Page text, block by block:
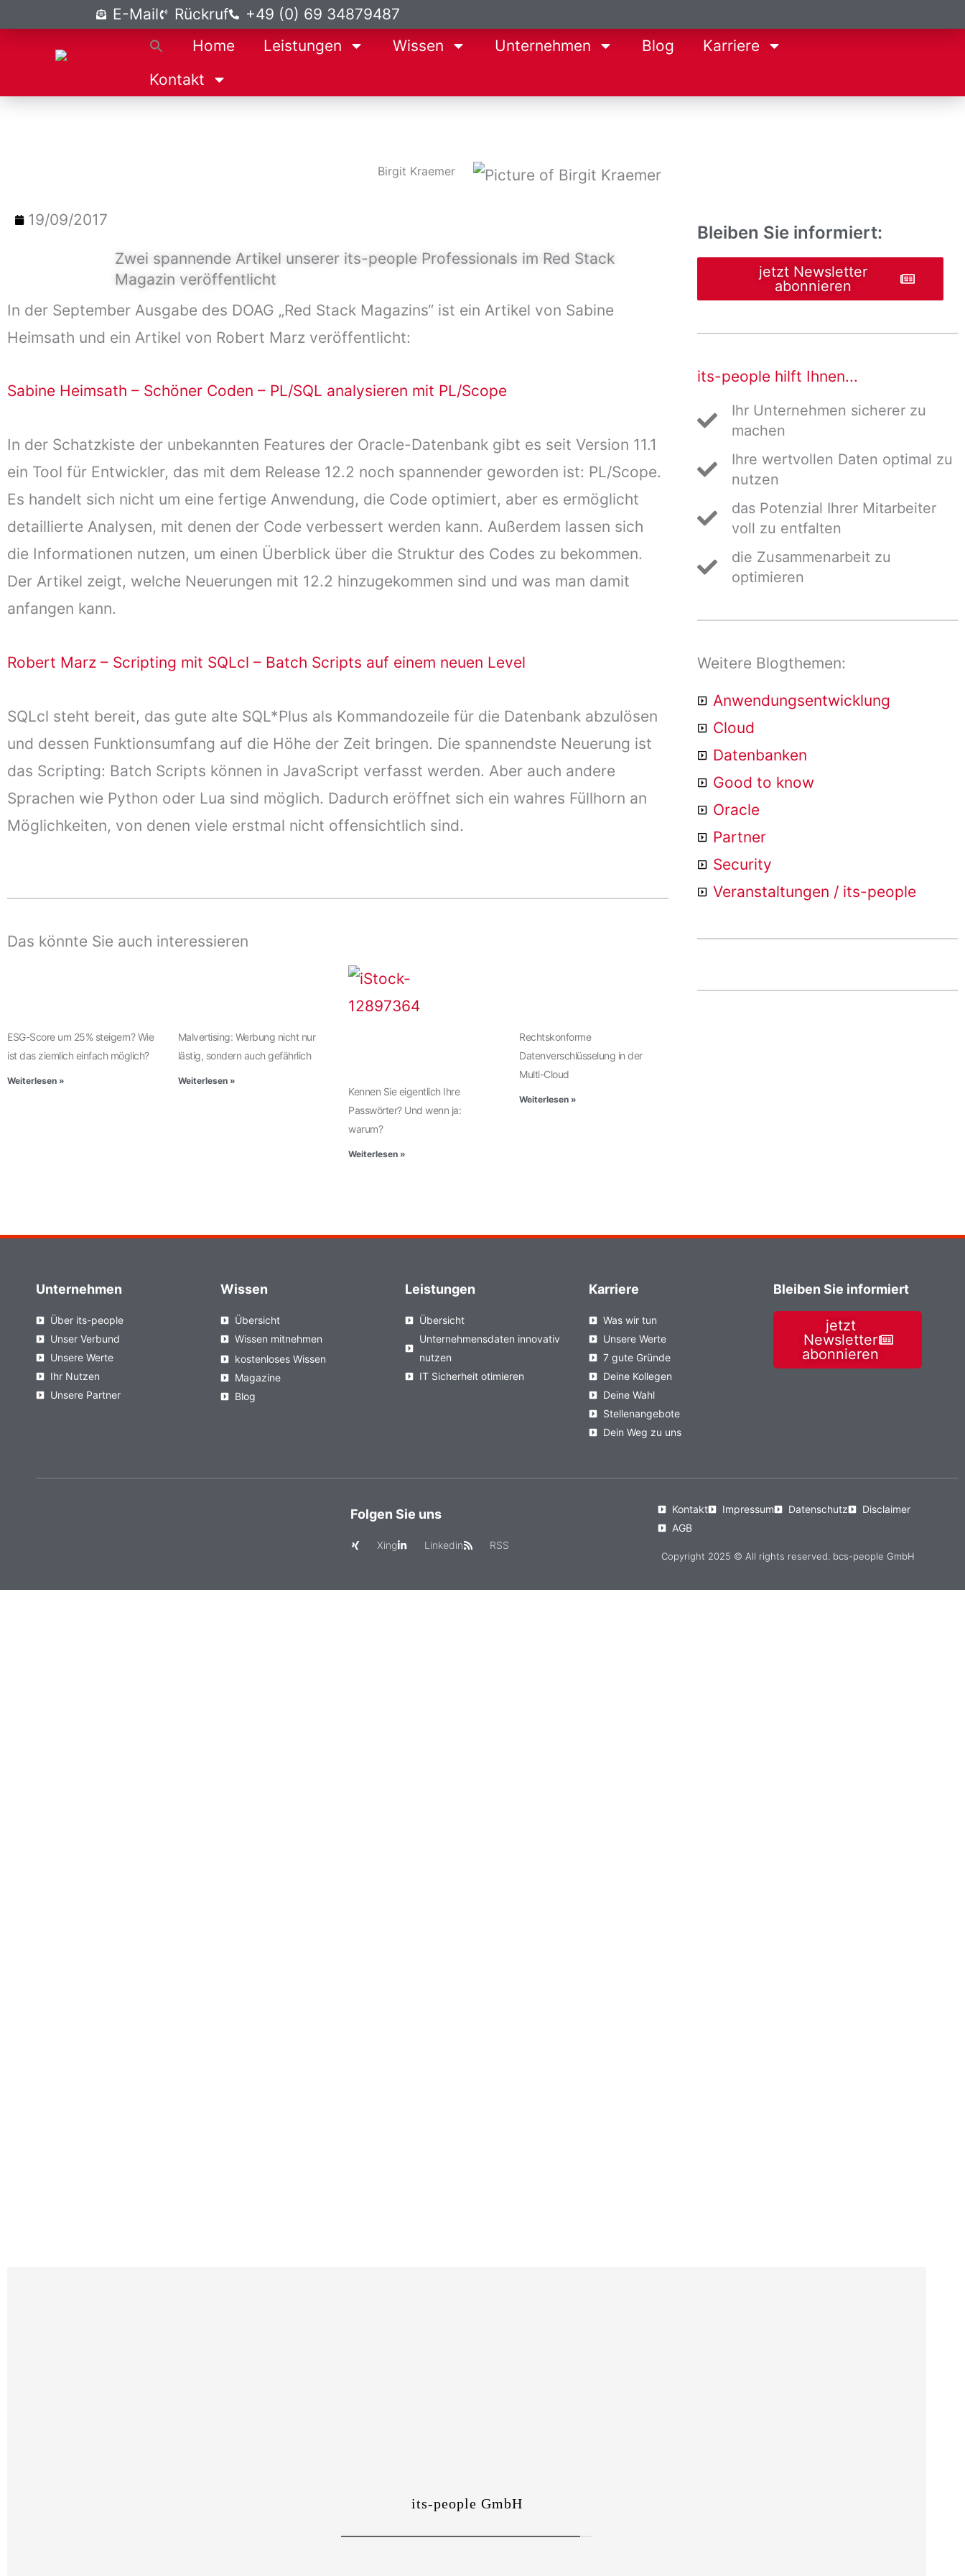
springen
E-Mail Rückruf
+49 (0) 69 34879487
Home
Leistungen Wissen Unternehmen Blog
Karriere
Kontakt
Birgit Kraemer
19/09/2017
Zwei spannende Artikel unserer its-people Professionals im Red Stack
Magazin veröffentlicht
In der September Ausgabe des DOAG „Red Stack Magazins“ ist ein Artikel von Sabine
Heimsath und ein Artikel von Robert Marz veröffentlicht:
Sabine Heimsath – Schöner Coden – PL/SQL analysieren mit PL/Scope
In der Schatzkiste der unbekannten Features der Oracle-Datenbank gibt es seit Version 11.1
ein Tool für Entwickler, das mit dem Release 12.2 noch spannender geworden ist: PL/Scope.
Es handelt sich nicht um eine fertige Anwendung, die Code optimiert, aber es ermöglicht
detaillierte Analysen, mit denen der Code verbessert werden kann. Außerdem lassen sich
die Informationen nutzen, um einen Überblick über die Struktur des Codes zu bekommen.
Der Artikel zeigt, welche Neuerungen mit 12.2 hinzugekommen sind und was man damit
anfangen kann.
Robert Marz – Scripting mit SQLcl – Batch Scripts auf einem neuen Level
SQLcl steht bereit, das gute alte SQL*Plus als Kommandozeile für die Datenbank abzulösen
und dessen Funktionsumfang auf die Höhe der Zeit bringen. Die spannendste Neuerung ist
das Scripting: Batch Scripts können in JavaScript verfasst werden. Aber auch andere
Sprachen wie Python oder Lua sind möglich. Dadurch eröffnet sich ein wahres Füllhorn an
Möglichkeiten, von denen viele erstmal nicht offensichtlich sind.
Das könnte Sie auch interessieren
ESG-Score um 25% steigern? Wie
ist das ziemlich einfach möglich?
Weiterlesen »
Malvertising: Werbung nicht nur
lästig, sondern auch gefährlich
Weiterlesen »
Kennen Sie eigentlich Ihre
Passwörter? Und wenn ja:
warum?
Weiterlesen »
Rechtskonforme
Datenverschlüsselung in der
Multi-Cloud
Weiterlesen »
Bleiben Sie informiert:
jetzt Newsletter
abonnieren
its-people hilft Ihnen...
Ihr Unternehmen sicherer zu
machen
Ihre wertvollen Daten optimal zu
nutzen
das Potenzial Ihrer Mitarbeiter
voll zu entfalten
die Zusammenarbeit zu
optimieren
Weitere Blogthemen:
Anwendungsentwicklung
Cloud
Datenbanken
Good to know
Oracle
Partner
Security
Veranstaltungen / its-people
Unternehmen
Über its-people
Unser Verbund
Unsere Werte
Ihr Nutzen
Unsere Partner
Wissen
Übersicht
Wissen mitnehmen
kostenloses Wissen
Magazine
Blog
Leistungen
Übersicht
Unternehmensdaten innovativ
nutzen
IT Sicherheit otimieren
Karriere
Was wir tun
Unsere Werte
7 gute Gründe
Deine Kollegen
Deine Wahl
Stellenangebote
Dein Weg zu uns
Bleiben Sie informiert
jetzt
Newsletter
abonnieren
Folgen Sie uns
Xing Linkedin RSS
Kontakt Impressum Datenschutz
Disclaimer
AGB
Copyright 2025 © All rights reserved. bcs-people GmbH